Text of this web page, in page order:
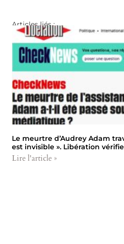
Articles liés :
Le meurtre d’Audrey Adam
est invisible ». Libération vérifie
Lire l'article »